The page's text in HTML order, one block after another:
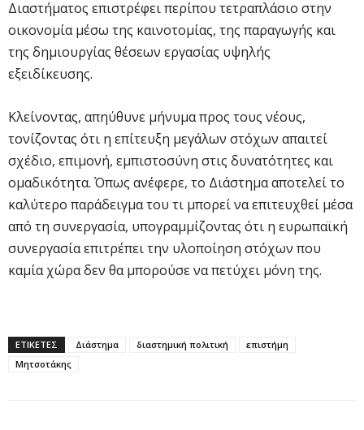
Διαστήματος επιστρέφει περίπου τετραπλάσιο στην
οικονομία μέσω της καινοτομίας, της παραγωγής και
της δημιουργίας θέσεων εργασίας υψηλής
εξειδίκευσης.
Κλείνοντας, απηύθυνε μήνυμα προς τους νέους,
τονίζοντας ότι η επίτευξη μεγάλων στόχων απαιτεί
σχέδιο, επιμονή, εμπιστοσύνη στις δυνατότητες και
ομαδικότητα. Όπως ανέφερε, το Διάστημα αποτελεί το
καλύτερο παράδειγμα του τι μπορεί να επιτευχθεί μέσα
από τη συνεργασία, υπογραμμίζοντας ότι η ευρωπαϊκή
συνεργασία επιτρέπει την υλοποίηση στόχων που
καμία χώρα δεν θα μπορούσε να πετύχει μόνη της.
ΕΤΙΚΕΤΕΣ Διάστημα διαστημική πολιτική
επιστήμη
Μητσοτάκης